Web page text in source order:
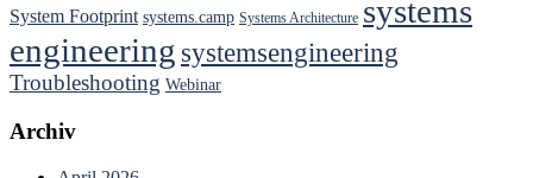
System Footprint systems.camp Systems Architecture systems
engineering systemsengineering
Troubleshooting Webinar
Archiv